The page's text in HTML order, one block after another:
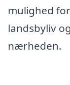
mulighed
landsbyliv
nærheden.